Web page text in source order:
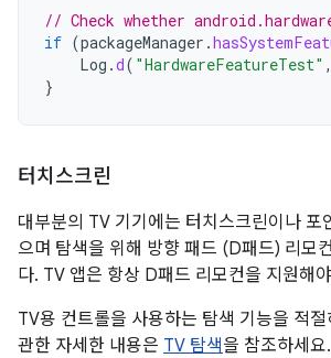
// Check whether
if (packageManager .
Log .d( "HardwareFeatureTest" ,
}
터치스크린
대부분의 TV 기기에는 터치스크린이나 포
으며 탐색을 위해 방향 패드 (D패드) 리모
다. TV 앱은 항상 D패드 리모컨을 지원해
TV용 컨트롤을 사용하는 탐색 기능을 적절
관한 자세한 내용은 TV 탐색을 참조하세요.